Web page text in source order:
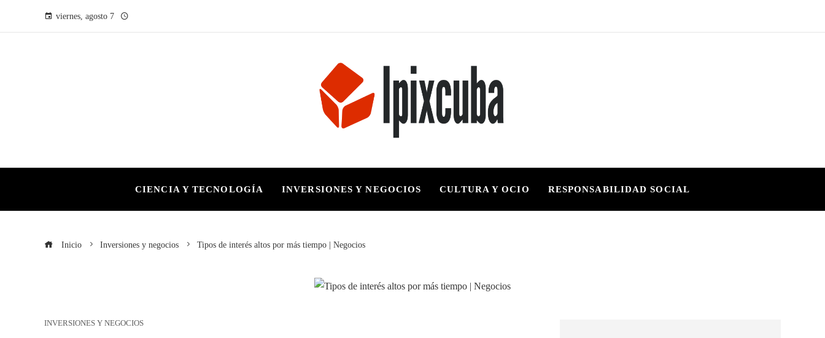
viernes, agosto 7
CIENCIA Y TECNOLOGÍA INVERSIONES Y NEGOCIOS CULTURA Y OCIO RESPONSABILIDAD SOCIAL
Inicio Inversiones y negocios Tipos de interés altos por más tiempo | Negocios
INVERSIONES Y NEGOCIOS